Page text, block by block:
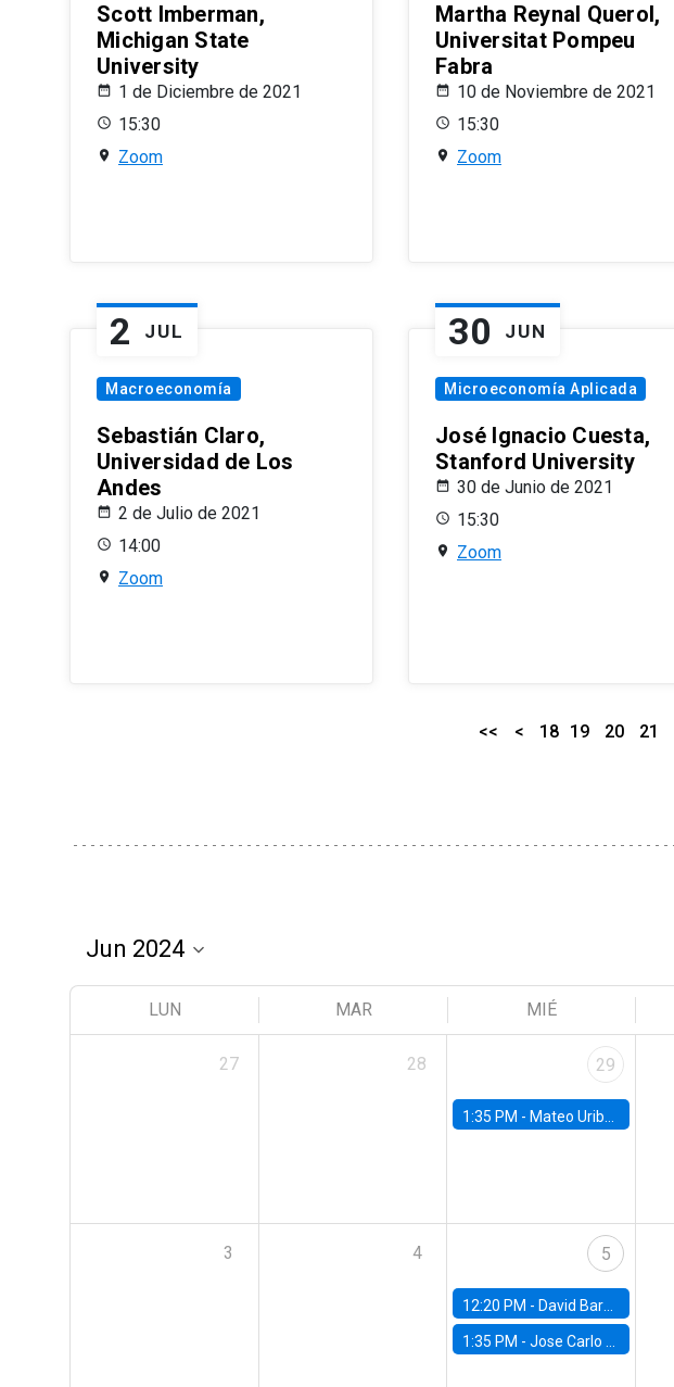
Scott Imberman,
Michigan State
University
1 de Diciembre de 2021
15:30
Zoom
Martha Reynal Querol,
Universitat Pompeu
Fabra
10 de Noviembre de 2021
15:30
Zoom
2 JUL
Macroeconomía
Sebastián Claro,
Universidad de Los
Andes
2 de Julio de 2021
14:00
Zoom
30 JUN
Microeconomía Aplicada
José Ignacio Cuesta,
Stanford University
30 de Junio de 2021
15:30
Zoom
<< < 18 19 20 21
LUN MAR MIÉ
27 28 29
1:35 PM - Mateo Uribe-Castro, Universidad de los Andes (Colombia)
3 4 5
12:20 PM - David Bardey, Universidad de los Andes - CEDE
1:35 PM -Jose Carlo Bermudez, UC (ME) & World Bank